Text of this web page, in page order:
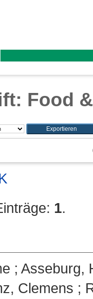
Food
1.
; Asseburg,
Clemens ;